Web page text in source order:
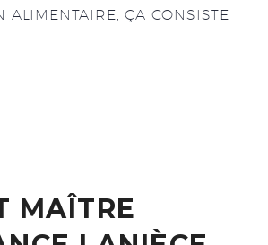
ALIMENTAIRE, ÇA CONSISTE
MAÎTRE